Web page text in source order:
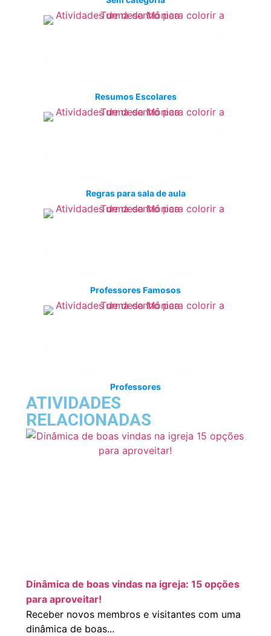
Resumos Escolares
Regras para sala de aula
Professores Famosos
Professores
ATIVIDADES
RELACIONADAS
Dinâmica de boas vindas na igreja: 15 opções
para aproveitar!
Receber novos membros e visitantes com uma
dinâmica de boas...